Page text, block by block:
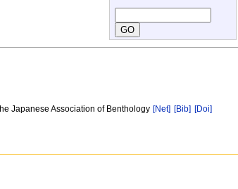
Japanese Association of Benthology [Net] [Bib] [Doi]